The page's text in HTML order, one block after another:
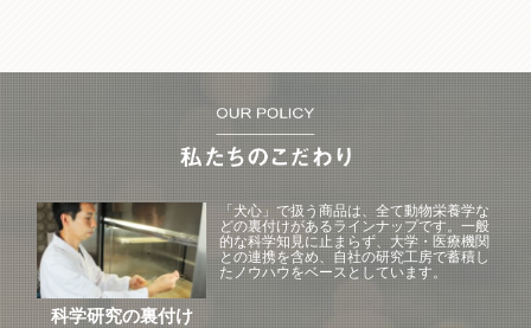
科学研究の裏付け
「犬心」で扱う商品は、全て動物栄養学な
どの裏付けがあるラインナップです。一般
的な科学知見に止まらず、大学・医療機関
との連携を含め、自社の研究工房で蓄積し
たノウハウをベースとしています。